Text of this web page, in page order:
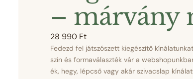
– márvány
28 990 Ft
Fedezd fel játszószett kiegészítő
szín és formaválaszték vár a
ék, hegy, lépcső vagy akár szivacslap